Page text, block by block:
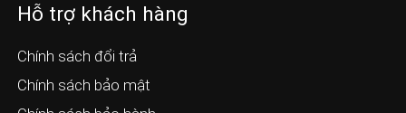
Hỗ trợ khách hàng
Chính sách đổi trả
Chính sách bảo mật